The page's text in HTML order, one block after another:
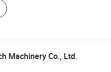
Machinery Co., Ltd.